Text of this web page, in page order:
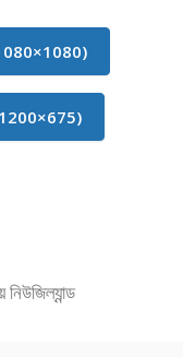
নিউজিল্যান্ড